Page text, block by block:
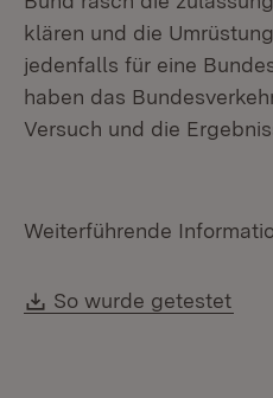
klären und die
jedenfalls für eine
haben das
Versuch und die
Weiterführende
Download:
So wurde getestet